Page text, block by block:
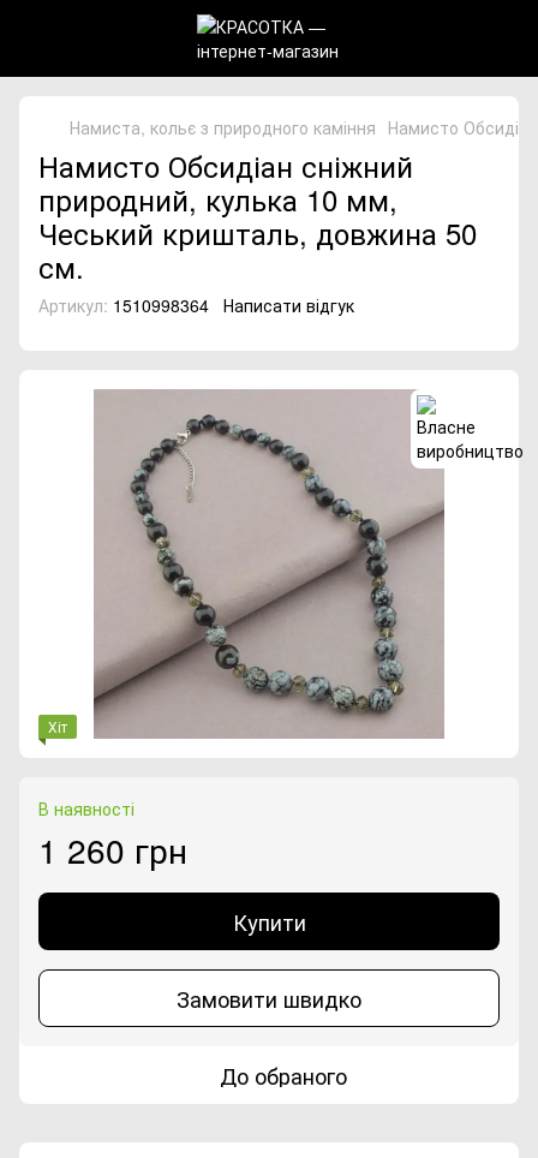
Намиста, кольє з природного каміння Намисто
Намисто Обсидіан сніжний
природний, кулька 10 мм,
Чеський кришталь, довжина 50
см.
Артикул: 1510998364 Написати відгук
Хіт
В наявності
1 260 грн
Купити
Замовити швидко
До обраного